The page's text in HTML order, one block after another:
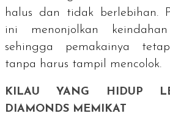
halus dan tidak berlebihan.
ini menonjolkan
sehingga pemakainya
tanpa harus tampil mencolok.
KILAU YANG HIDUP
DIAMONDS MEMIKAT